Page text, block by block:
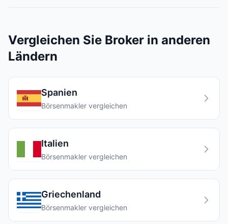
Vergleichen Sie Broker in anderen
Ländern
Spanien
Börsenmakler vergleichen
Italien
Börsenmakler vergleichen
Griechenland
Börsenmakler vergleichen